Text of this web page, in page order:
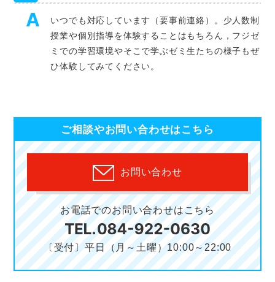
いつでも対応しています（要事前連絡）。少人数制
授業や個別指導を体験することはもちろん，フジゼ
ミでの学習環境やそこで学ぶゼミ生たちの様子もぜ
ひ体験してみてください。
ご相談やお問い合わせはこちら
お問い合わせ
お電話でのお問い合わせはこちら
〔受付〕平日（月～土曜）10:00～22:00